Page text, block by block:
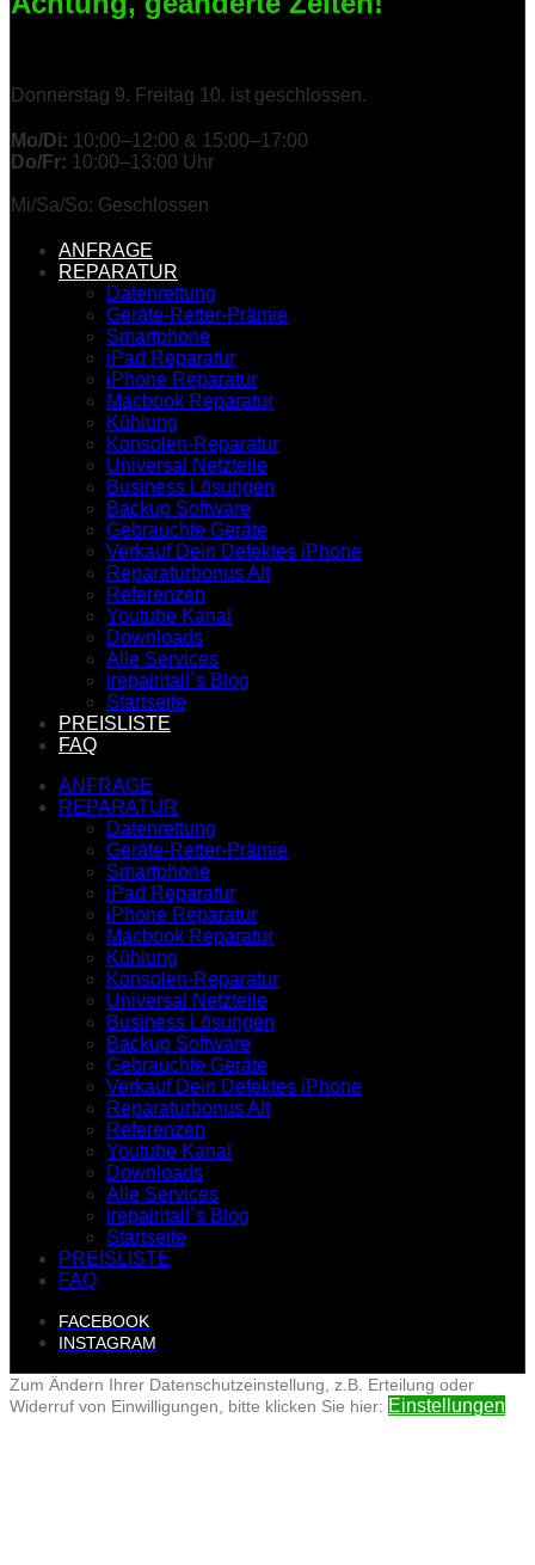
Donnerstag 9. Freitag 10. ist geschlossen.
Mo/Di: 10:00–12:00 & 15:00–17:00
Do/Fr: 10:00–13:00 Uhr
Mi/Sa/So: Geschlossen
ANFRAGE
REPARATUR
Datenrettung
Geräte-Retter-Prämie
Smartphone
iPad Reparatur
iPhone Reparatur
Macbook Reparatur
Kühlung
Konsolen-Reparatur
Universal Netzteile
Business Lösungen
Backup Software
Gebrauchte Geräte
Verkauf Dein Defektes iPhone
Reparaturbonus Alt
Referenzen
Youtube Kanal
Downloads
Alle Services
irepairitall`s Blog
Startseite
PREISLISTE
FAQ
ANFRAGE
REPARATUR
Datenrettung
Geräte-Retter-Prämie
Smartphone
iPad Reparatur
iPhone Reparatur
Macbook Reparatur
Kühlung
Konsolen-Reparatur
Universal Netzteile
Business Lösungen
Backup Software
Gebrauchte Geräte
Verkauf Dein Defektes iPhone
Reparaturbonus Alt
Referenzen
Youtube Kanal
Downloads
Alle Services
irepairitall`s Blog
Startseite
PREISLISTE
FAQ
FACEBOOK
INSTAGRAM
Zum Ändern Ihrer Datenschutzeinstellung, z.B. Erteilung oder
Widerruf von Einwilligungen, bitte klicken Sie hier: Einstellungen